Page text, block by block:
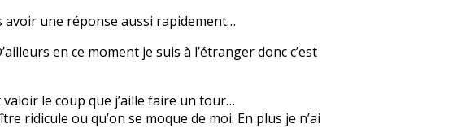
avoir une réponse aussi rapidement…
en ce moment je suis à l’étranger donc c’est
valoir le coup que j’aille faire un tour…
ridicule ou qu’on se moque de moi. En plus je n’ai